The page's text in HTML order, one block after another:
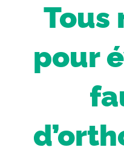
Tous
pour